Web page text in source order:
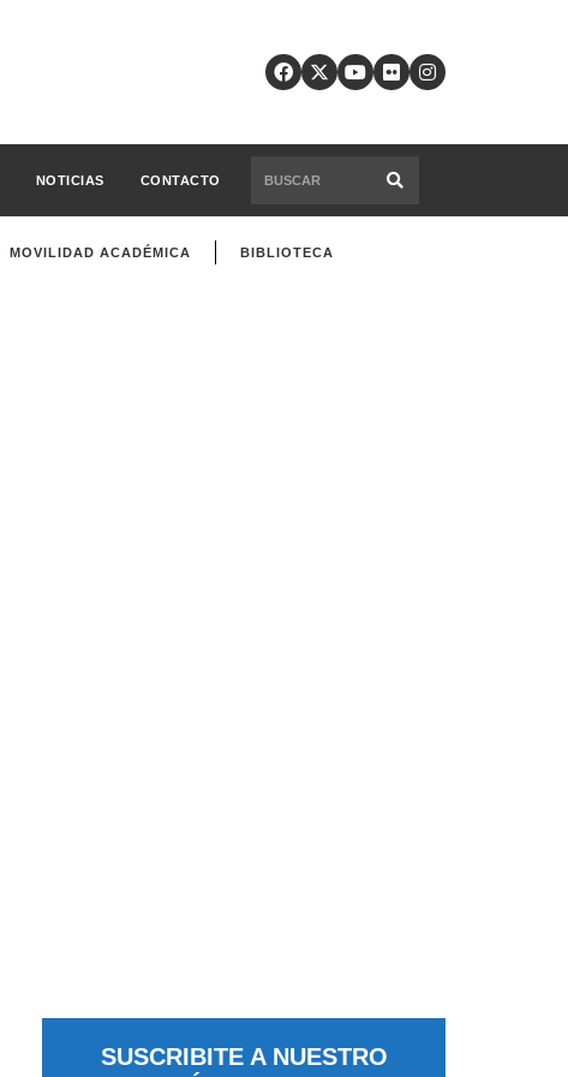
NOTICIAS CONTACTO
MOVILIDAD ACADÉMICA BIBLIOTECA
SUSCRIBITE A NUESTRO